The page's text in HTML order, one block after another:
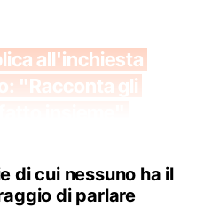
all'inchiesta
"Racconta gli
di cui nessuno ha il
di parlare